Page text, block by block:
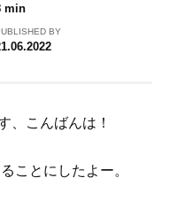
min
BY
、こんばんは！
ことにしたよー。